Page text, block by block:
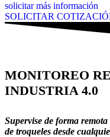
solicitar más información
SOLICITAR
MONITOREO
INDUSTRIA 4.0
Supervise de forma
de troqueles desde